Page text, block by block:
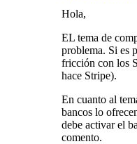
Hola,
EL tema de
problema. Si es
fricción con los
hace Stripe).
En cuanto al
bancos lo
debe activar el
comento.